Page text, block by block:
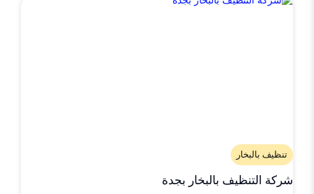
تنظيف بالبخار
شركة التنظيف بالبخار بجدة